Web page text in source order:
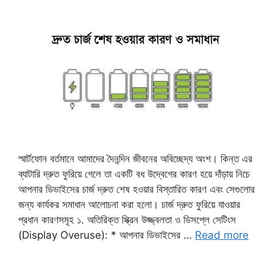
স্মার্টফোন বর্তমানে আমাদের দৈনন্দিন জীবনের অবিচ্ছেদ্য অংশ। কিন্ত এর
ব্যাটারি দ্রুত ফুরিয়ে গেলে তা একটি বধ উদ্বেগের কারণ হয়ে দাঁড়ায় নিচে
আপনার ডিভাইসের চার্জ দ্রুত শেষ হওয়ার বিস্তারিত কারণ এবং সেগুলোর
জন্য কার্যকর সমাধান আলোচনা করা হলো। চার্জ দ্রুত ফুরিয়ে যাওয়ার
প্রধান কারণসমূহ ​১. অতিরিক্ত স্ক্রিন উজ্জ্বলতা ও ডিসপ্লে সেটিংস
(Display Overuse): * আপনার ডিভাইসের … Read more